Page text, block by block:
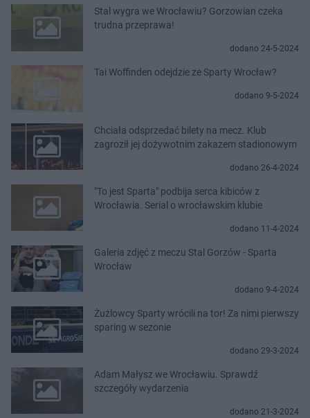
Stal wygra we Wrocławiu? Gorzowian czeka
trudna przeprawa!
dodano 24-5-2024
Tai Woffinden odejdzie ze Sparty Wrocław?
dodano 9-5-2024
Chciała odsprzedać bilety na mecz. Klub
zagroził jej dożywotnim zakazem stadionowym
dodano 26-4-2024
"To jest Sparta" podbija serca kibiców z
Wrocławia. Serial o wrocławskim klubie
dodano 11-4-2024
Galeria zdjęć z meczu Stal Gorzów - Sparta
Wrocław
dodano 9-4-2024
Żużlowcy Sparty wrócili na tor! Za nimi pierwszy
sparing w sezonie
dodano 29-3-2024
Adam Małysz we Wrocławiu. Sprawdź
szczegóły wydarzenia
dodano 21-3-2024